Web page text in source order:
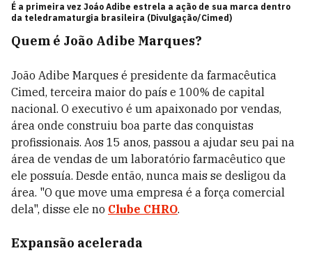
É a primeira vez Joáo Adibe estrela a ação de sua marca dentro
da teledramaturgia brasileira (Divulgação/Cimed)
Quem é João Adibe Marques?
João Adibe Marques é presidente da farmacêutica
Cimed, terceira maior do país e 100% de capital
nacional. O executivo é um apaixonado por vendas,
área onde construiu boa parte das conquistas
profissionais. Aos 15 anos, passou a ajudar seu pai na
área de vendas de um laboratório farmacêutico que
ele possuía. Desde então, nunca mais se desligou da
área. "O que move uma empresa é a força comercial
dela", disse ele no Clube CHRO.
Expansão acelerada